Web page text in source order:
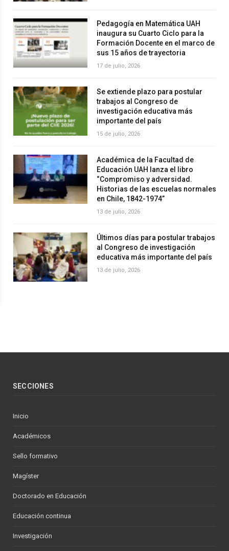
Pedagogía en Matemática UAH
inaugura su Cuarto Ciclo para la
Formación Docente en el marco de
sus 15 años de trayectoria
17 de julio, 2026
Se extiende plazo para postular
trabajos al Congreso de
investigación educativa más
importante del país
15 de julio, 2026
Académica de la Facultad de
Educación UAH lanza el libro
“Compromiso y adversidad.
Historias de las escuelas normales
en Chile, 1842-1974”
13 de julio, 2026
Últimos días para postular trabajos
al Congreso de investigación
educativa más importante del país
13 de julio, 2026
SECCIONES
Inicio
Académicos
Sello formativo
Magíster
Doctorado en Educación
Educación continua
Investigación